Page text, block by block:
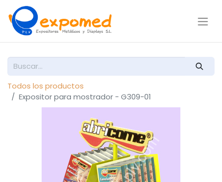
Todos los productos
Expositor para mostrador - G309-01